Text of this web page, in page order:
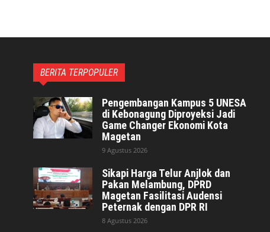
BERITA TERPOPULER
Pengembangan Kampus 5 UNESA
di Kebonagung Diproyeksi Jadi
Game Changer Ekonomi Kota
Magetan
9 Agustus 2026
Sikapi Harga Telur Anjlok dan
Pakan Melambung, DPRD
Magetan Fasilitasi Audensi
Peternak dengan DPR RI
8 Agustus 2026